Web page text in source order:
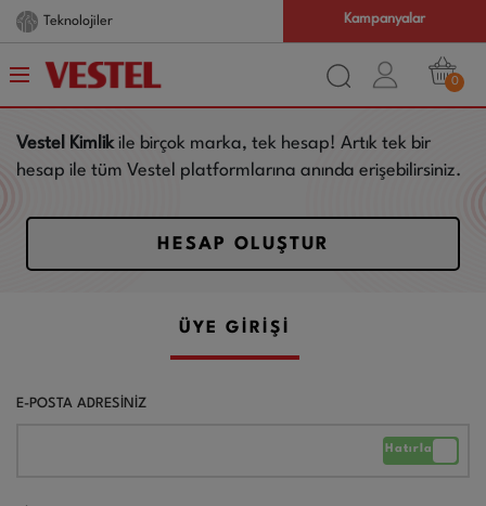
Teknolojiler Kampanyalar
0
Vestel Kimlikile birçok marka, tek hesap! Artık tek bir
hesap ile tüm Vestel platformlarına anında erişebilirsiniz.
HESAP OLUŞTUR
ÜYE GİRİŞİ
E-POSTA ADRESİNİZ